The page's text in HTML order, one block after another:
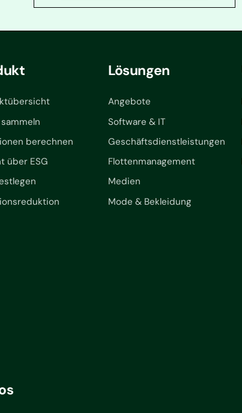
berechnen
über ESG
Lösungen
Angebote
Software & IT
Geschäftsdienstleistungen
Flottenmanagement
Medien
Mode & Bekleidung